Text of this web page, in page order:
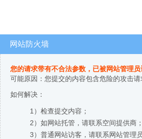
网站防火墙
您的请求带有不合法参数，已被网站管理员
可能原因：您提交的内容包含危险的攻击请
如何解决：
1）检查提交内容；
2）如网站托管，请联系空间提供商；
3）普通网站访客，请联系网站管理员